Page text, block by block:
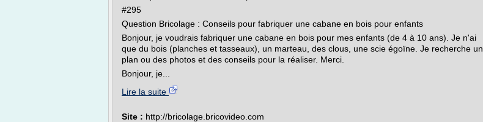
#295
Question Bricolage : Conseils pour fabriquer une cabane en bois pour enfants
Bonjour, je voudrais fabriquer une cabane en bois pour mes enfants (de 4 à 10 ans). Je n'ai
que du bois (planches et tasseaux), un marteau, des clous, une scie égoïne. Je recherche un
plan ou des photos et des conseils pour la réaliser. Merci.
Bonjour, je...
Lire la suite
Site : http://bricolage.bricovideo.com